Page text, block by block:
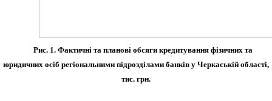
Рис. 1. Фактичні та планові обсяги кредитування фізичних та
юридичних осіб регіональними підрозділами банків у Черкаській області,
тис. грн.